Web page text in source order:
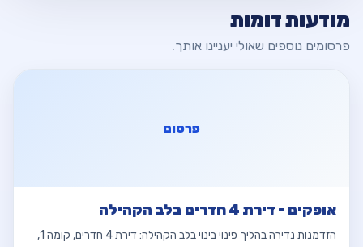
מודעות דומות
פרסומים נוספים שאולי יעניינו אותך.
פרסום
אופקים - דירת 4 חדרים בלב הקהילה
הזדמנות נדירה בהליך פינוי בינוי בלב הקהילה: דירת 4 חדרים, קומה 1,